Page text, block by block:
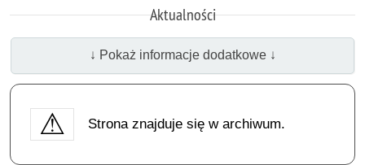
Aktualności
↓ Pokaż informacje dodatkowe ↓
Strona znajduje się w archiwum.